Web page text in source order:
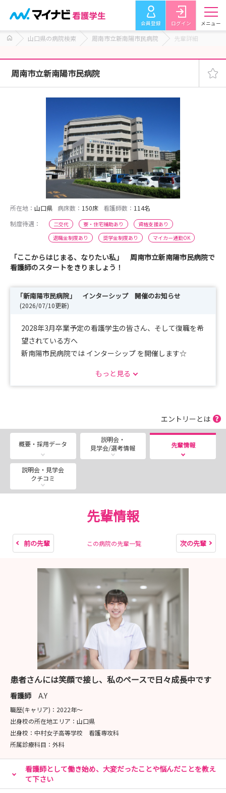
会員登録 ログイン メニュー
山口県の病院検索 周南市立新南陽市民病院 先輩詳細
周南市立新南陽市民病院
所在地： 山口県 病床数： 150床 看護師数： 114名
制度待遇：
二交代 寮・住宅補助あり
資格支援あり
退職金制度あり
奨学金制度あり マイカー通勤OK
「ここからはじまる、なりたい私」 周南市立新南陽市民病院で
看護師のスタートをきりましょう！
「新南陽市民病院」 インターシップ 開催のお知らせ
(2026/07/10更新)
2028年3月卒業予定の看護学生の皆さん、そして復職を希
望されている方へ
新南陽市民病院では インターシップ を開催します☆
やさしさのある看護を実践します」を理念に、患者さん一
タッフに直接質問や相談も可能です。就職活動や復職の一
歩として、ぜひお気軽にご参加ください。
【開催日程】
- 2026年8月3日（月）
- 2026年8月7日（金）
- 2026年8月21日（金）
もっと見る
エントリーとは
概要・採用データ
説明会・
見学会/選考情報
先輩情報
説明会・見学会
クチコミ
先輩情報
前の先輩 この病院の先輩一覧 次の先輩
患者さんには笑顔で接し、私のペースで日々成長中です
看護師 A.Y
職歴(キャリア)： 2022年〜
出身校の所在地エリア： 山口県
出身校： 中村女子高等学校 看護専攻科
所属診療科目： 外科
看護師として働き始め、大変だったことや悩んだことを教え
て下さい